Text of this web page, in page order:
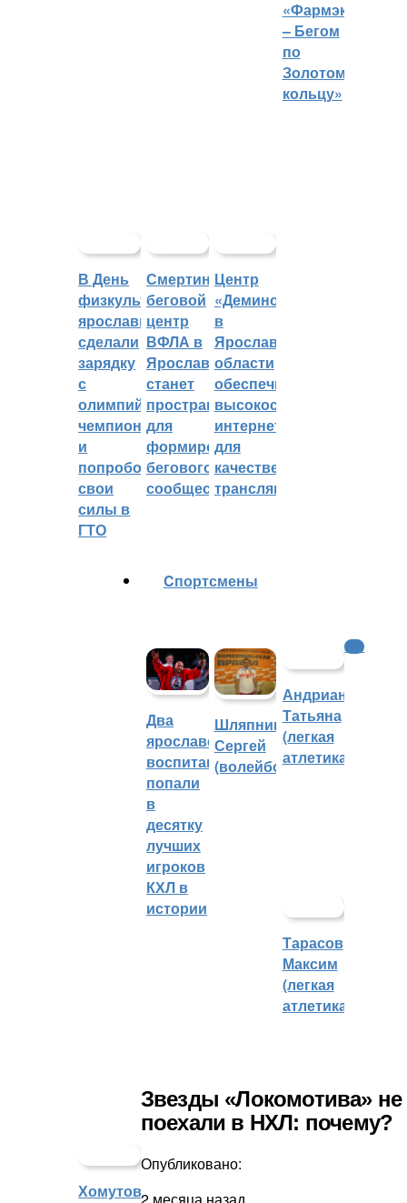
«Фармэко
– Бегом
по
Золотому
кольцу»
В День
физкультурника
ярославцы
сделали
зарядку
с
олимпийским
чемпионом
и
попробовали
свои
силы в
ГТО
Смертин:
беговой
центр
ВФЛА в
Ярославле
станет
пространством
для
формирования
бегового
сообщества
Центр
«Демино»
в
Ярославской
области
обеспечивают
высокоскоростным
интернетом
для
качественных
трансляций
Cпортсмены
Два
ярославских
воспитанника
попали
в
десятку
лучших
игроков
КХЛ в
истории
Шляпников
Сергей
(волейбол)
Андрианова
Татьяна
(легкая
атлетика)
Тарасов
Максим
(легкая
атлетика)
Хомутов
КХЛ
Звезды «Локомотива» не
поехали в НХЛ: почему?
Опубликовано: